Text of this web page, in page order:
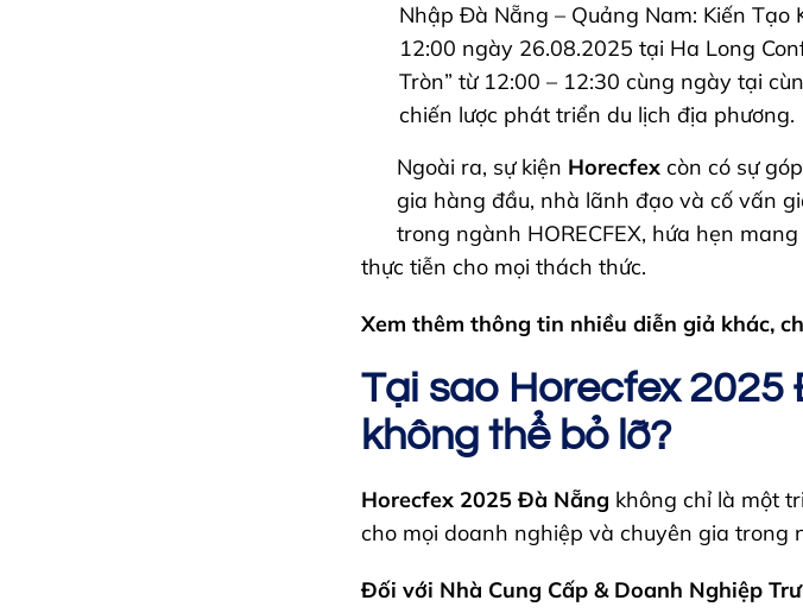
Nhập Đà Nẵng – Quảng Nam: Kiến Tạo
12:00 ngày 26.08.2025 tại Ha Long
Tròn” từ 12:00 – 12:30 cùng ngày tại
chiến lược phát triển du lịch địa phương.
Ngoài ra, sự kiện Horecfex còn có sự
gia hàng đầu, nhà lãnh đạo và cố vấn
trong ngành HORECFEX, hứa hẹn
thực tiễn cho mọi thách thức.
Xem thêm thông tin nhiều diễn giả khác,
Tại sao Horecfex
không thể bỏ lỡ?
Horecfex 2025 Đà Nẵng không chỉ là một
cho mọi doanh nghiệp và chuyên gia trong
Đối với Nhà Cung Cấp & Doanh Nghiệp